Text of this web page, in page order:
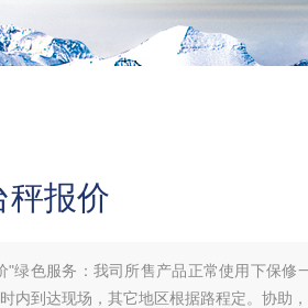
秤报价
"绿色服务：我司所售产品正常使用下保修
内到达现场，其它地区根据路程定。协助，